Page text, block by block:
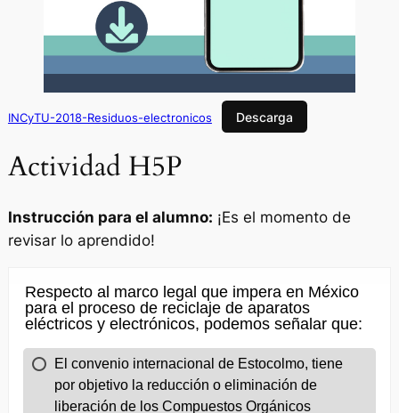
INCyTU-2018-Residuos-electronicos Descarga
Actividad H5P
Instrucción para el alumno: ¡Es el momento de
revisar lo aprendido!